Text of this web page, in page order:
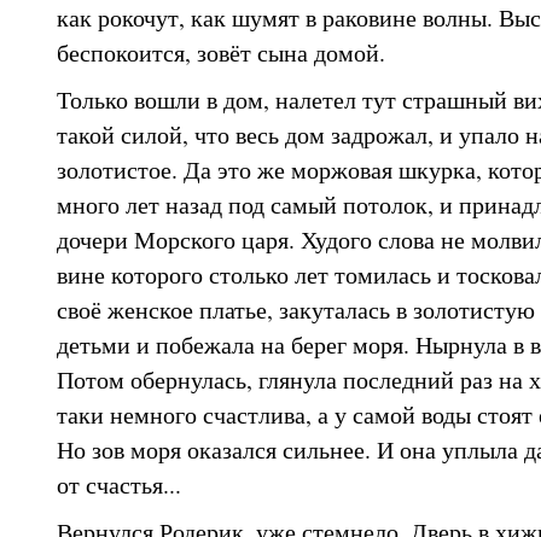
как рокочут, как шумят в раковине волны.
беспокоится, зовёт сына домой.
Только вошли в дом, налетел тут страшный
такой силой, что весь дом задрожал, и упало
золотистое. Да это же моржовая шкурка,
много лет назад под самый потолок, и
дочери Морского царя. Худого слова не
вине которого столько лет томилась и
своё женское платье, закуталась в
детьми и побежала на берег моря. Нырнула в
Потом обернулась, глянула последний раз на
таки немного счастлива, а у самой воды
Но зов моря оказался сильнее. И она уплыла
от счастья...
Вернулся Родерик, уже стемнело. Дверь в